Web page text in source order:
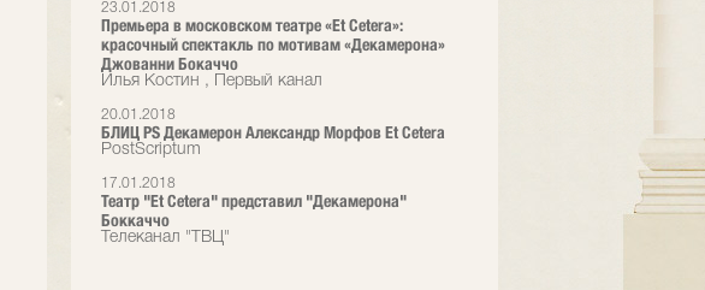
23.01.2018
Премьера в московском театре «Et Cetera»:
красочный спектакль по мотивам «Декамерона»
Джованни Бокаччо
Илья Костин , Первый канал
20.01.2018
БЛИЦ PS Декамерон Александр Морфов Et Сetera
PostScriptum
17.01.2018
Театр "Et Cetera" представил "Декамерона"
Боккаччо
Телеканал "ТВЦ"